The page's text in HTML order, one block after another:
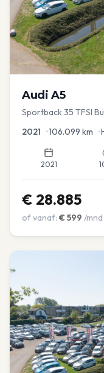
Audi A5
Sportback 35 TFSI
2021 •106.099 km •
2021
€ 28.885
of vanaf: € 599 /mnd